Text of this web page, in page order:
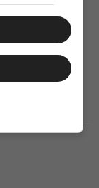
από τη
του οποίου
στο...